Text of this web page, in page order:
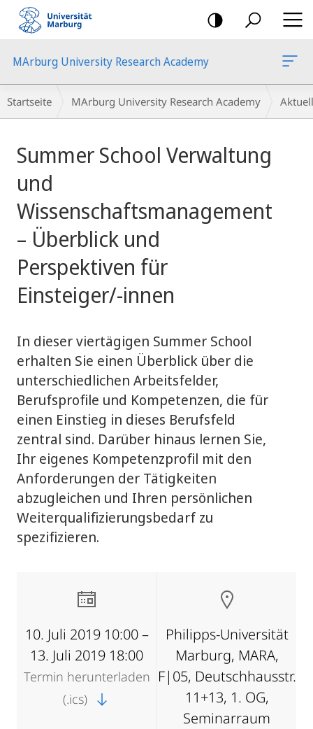
Mobile-
Navigation
MArburg University Research Academy
Breadcrumb-
Navigation
Startseite MArburg University Research Academy
Summer School Verwaltung
und
Wissenschaftsmanagement
– Überblick und
Perspektiven für
Einsteiger/-innen
In dieser viertägigen Summer School
erhalten Sie einen Überblick über die
unterschiedlichen Arbeitsfelder,
Berufsprofile und Kompetenzen, die für
einen Einstieg in dieses Berufsfeld
zentral sind. Darüber hinaus lernen Sie,
Ihr eigenes Kompetenzprofil mit den
Anforderungen der Tätigkeiten
abzugleichen und Ihren persönlichen
Weiterqualifizierungsbedarf zu
spezifizieren.
10. Juli 2019 10:00 –
13. Juli 2019 18:00
Termin herunterladen
(.ics)
Philipps-Universität
Marburg, MARA,
F|05, Deutschhausstr.
11+13, 1. OG,
Seminarraum